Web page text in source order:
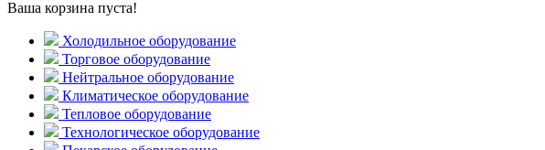
Ваша корзина пуста!
Холодильное оборудование
Торговое оборудование
Нейтральное оборудование
Климатическое оборудование
Тепловое оборудование
Технологическое оборудование